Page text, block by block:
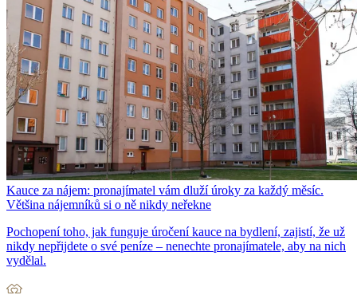
Kauce za nájem: pronajímatel vám dluží úroky za každý měsíc.
Většina nájemníků si o ně nikdy neřekne
Pochopení toho, jak funguje úročení kauce na bydlení, zajistí, že už
nikdy nepřijdete o své peníze – nenechte pronajímatele, aby na nich
vydělal.